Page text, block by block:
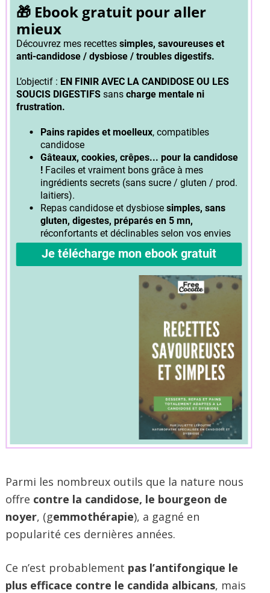
Parmi les nombreux outils que la nature nous
offre contre la candidose, le bourgeon de
noyer, (gemmothérapie), a gagné en
popularité ces dernières années.
Ce n’est probablement pas l’antifongique le
plus efficace contre le candida albicans, mais